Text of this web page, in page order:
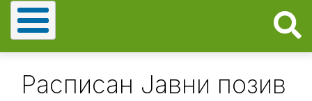
Расписан Јавни позив